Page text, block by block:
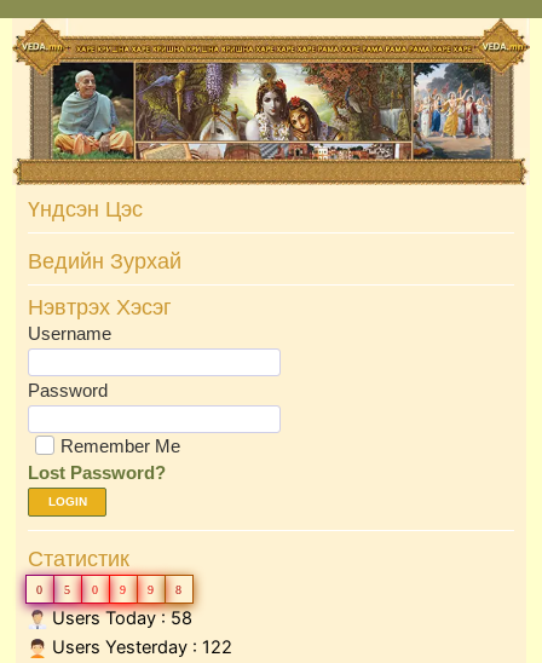
Skip
to
content
Үндсэн Цэс
Ведийн Зурхай
Нэвтрэх Хэсэг
Username
Password
Remember Me
Lost Password?
LOGIN
Статистик
0 5 0 9 9 8
Users Today : 58
Users Yesterday : 122